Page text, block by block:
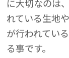
に大切なのは
れている生地
が行われてい
る事です。